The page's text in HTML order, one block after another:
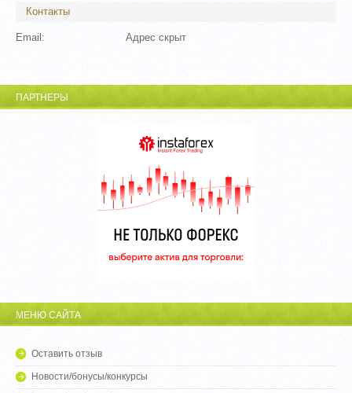
Контакты
Email: Адрес скрыт
ПАРТНЕРЫ
МЕНЮ САЙТА
Оставить отзыв
Новости/бонусы/конкурсы